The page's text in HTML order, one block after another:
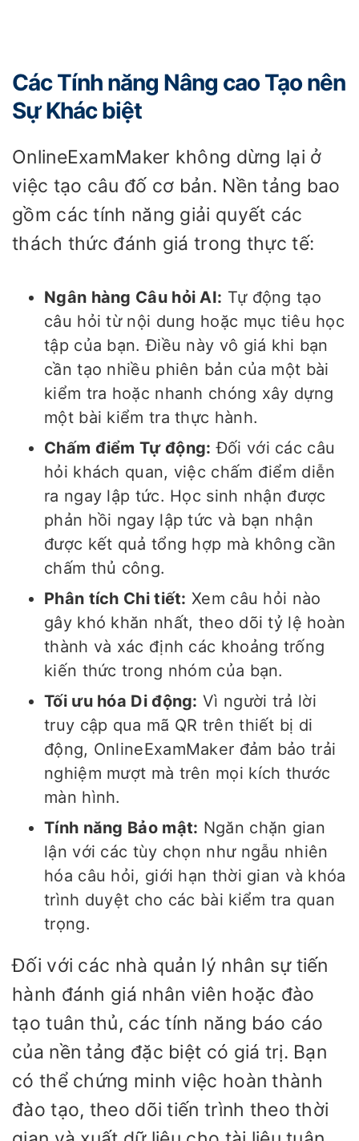
Các Tính năng Nâng cao Tạo nên
Sự Khác biệt
OnlineExamMaker không dừng lại ở
việc tạo câu đố cơ bản. Nền tảng bao
gồm các tính năng giải quyết các
thách thức đánh giá trong thực tế:
Ngân hàng Câu hỏi AI: Tự động tạo
câu hỏi từ nội dung hoặc mục tiêu học
tập của bạn. Điều này vô giá khi bạn
cần tạo nhiều phiên bản của một bài
kiểm tra hoặc nhanh chóng xây dựng
một bài kiểm tra thực hành.
Chấm điểm Tự động: Đối với các câu
hỏi khách quan, việc chấm điểm diễn
ra ngay lập tức. Học sinh nhận được
phản hồi ngay lập tức và bạn nhận
được kết quả tổng hợp mà không cần
chấm thủ công.
Phân tích Chi tiết: Xem câu hỏi nào
gây khó khăn nhất, theo dõi tỷ lệ hoàn
thành và xác định các khoảng trống
kiến thức trong nhóm của bạn.
Tối ưu hóa Di động: Vì người trả lời
truy cập qua mã QR trên thiết bị di
động, OnlineExamMaker đảm bảo trải
nghiệm mượt mà trên mọi kích thước
màn hình.
Tính năng Bảo mật: Ngăn chặn gian
lận với các tùy chọn như ngẫu nhiên
hóa câu hỏi, giới hạn thời gian và khóa
trình duyệt cho các bài kiểm tra quan
trọng.
Đối với các nhà quản lý nhân sự tiến
hành đánh giá nhân viên hoặc đào
tạo tuân thủ, các tính năng báo cáo
của nền tảng đặc biệt có giá trị. Bạn
có thể chứng minh việc hoàn thành
đào tạo, theo dõi tiến trình theo thời